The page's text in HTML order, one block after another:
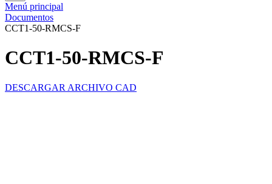
Menú principal
Documentos
CCT1-50-RMCS-F
CCT1-50-RMCS-F
DESCARGAR ARCHIVO CAD